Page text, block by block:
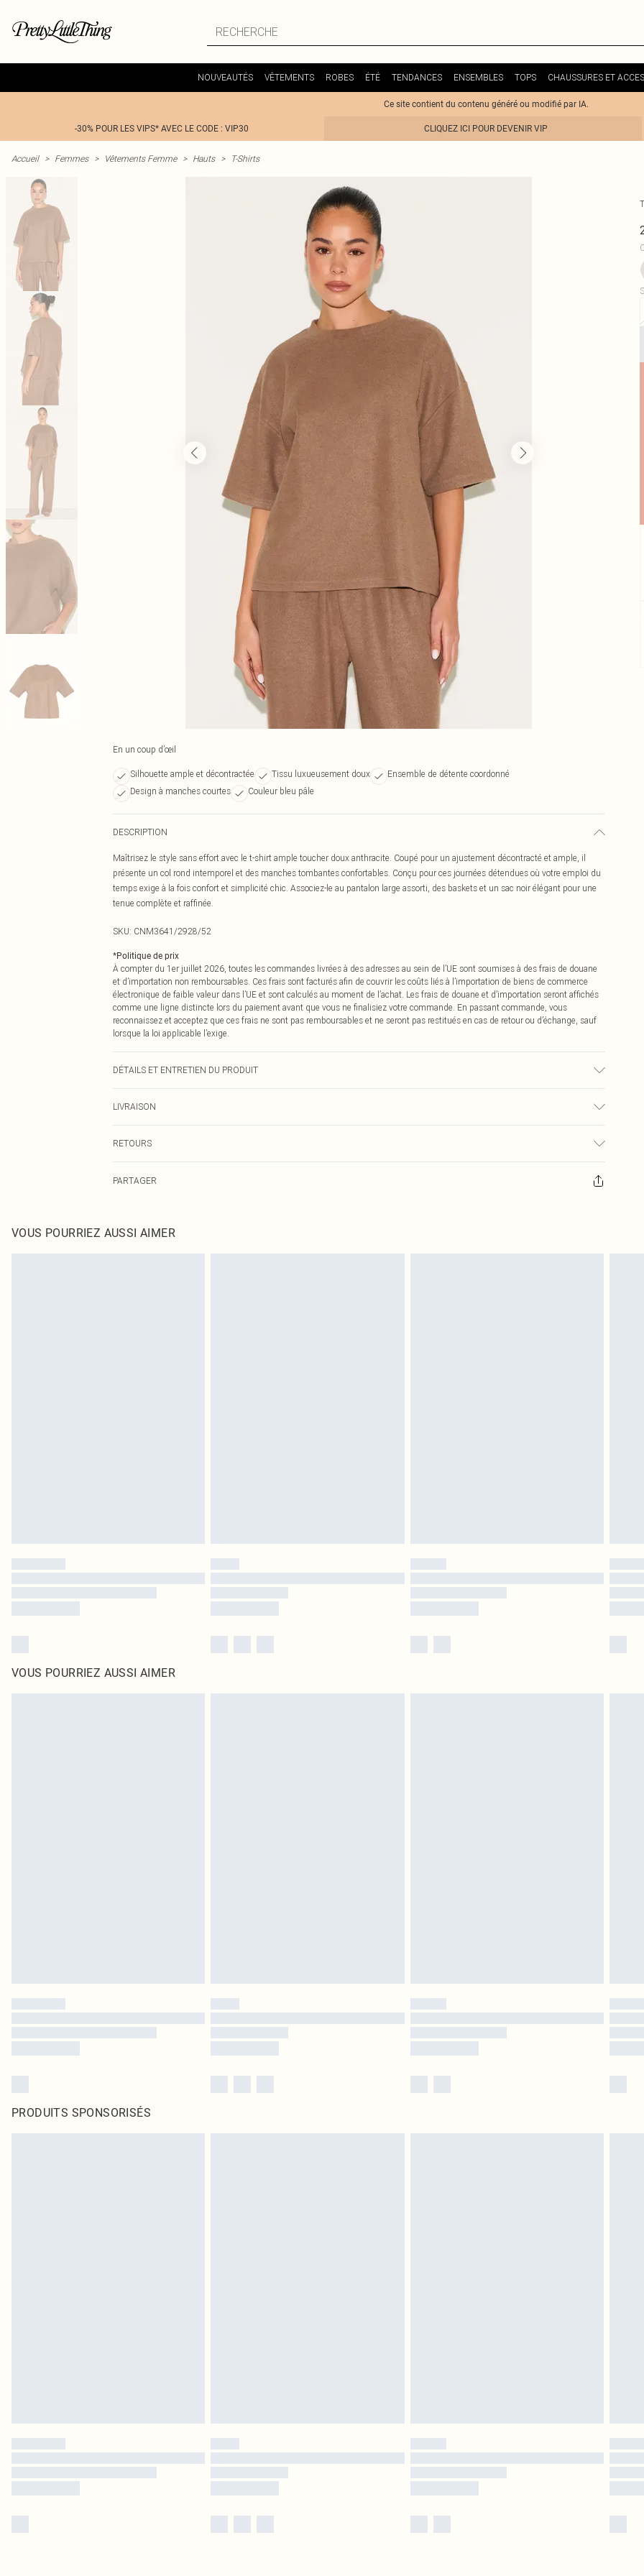
NOUVEAUTÉS VÊTEMENTS ROBES ÉTÉ TENDANCES ENSEMBLES TOPS CHAUSSURES ET
Ce site contient du contenu généré ou modifié par IA.
-30% POUR LES VIPS* AVEC LE CODE : VIP30 CLIQUEZ ICI POUR DEVENIR VIP
Accueil > Femmes > Vêtements Femme > Hauts > T-Shirts
En un coup d’œil
Silhouette ample et décontractée Tissu luxueusement doux
Ensemble de détente coordonné
Design à manches courtes
Couleur bleu pâle
DESCRIPTION
Maîtrisez le style sans effort avec le t-shirt ample toucher doux anthracite. Coupé pour un ajustement décontracté et ample, il
présente un col rond intemporel et des manches tombantes confortables. Conçu pour ces journées détendues où votre emploi du
temps exige à la fois confort et simplicité chic. Associez-le au pantalon large assorti, des baskets et un sac noir élégant pour une
tenue complète et raffinée.
SKU: CNM3641/2928/52
*Politique de prix
À compter du 1er juillet 2026, toutes les commandes livrées à des adresses au sein de l’UE sont soumises à des frais de douane
et d’importation non remboursables. Ces frais sont facturés afin de couvrir les coûts liés à l’importation de biens de commerce
électronique de faible valeur dans l’UE et sont calculés au moment de l’achat. Les frais de douane et d’importation seront affichés
comme une ligne distincte lors du paiement avant que vous ne finalisiez votre commande. En passant commande, vous
reconnaissez et acceptez que ces frais ne sont pas remboursables et ne seront pas restitués en cas de retour ou d’échange, sauf
lorsque la loi applicable l’exige.
DÉTAILS ET ENTRETIEN DU PRODUIT
LIVRAISON
€9.99
RETOURS
Veuillez noter que nous ne pouvons pas rembourser les masques tendance, les cosmétiques, les bijoux pour piercings, les jouets
également être essayées en intérieur. Les articles pour la maison, y compris le linge de lit, les matelas, les surmatelas et les
PARTAGER
VOUS POURRIEZ AUSSI AIMER
VOUS POURRIEZ AUSSI AIMER
PRODUITS SPONSORISÉS